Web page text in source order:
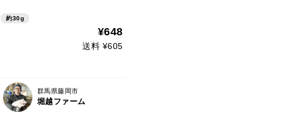
約30g
¥648
送料 ¥605
群馬県藤岡市
堀越ファーム